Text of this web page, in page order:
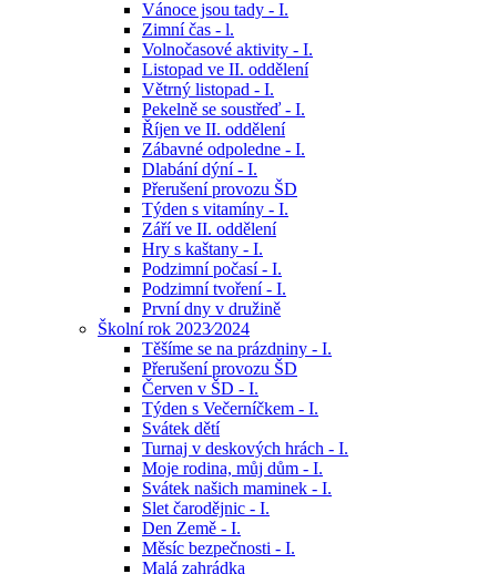
Vánoce jsou tady - I.
Zimní čas - l.
Volnočasové aktivity - I.
Listopad ve II. oddělení
Větrný listopad - I.
Pekelně se soustřeď - I.
Říjen ve II. oddělení
Zábavné odpoledne - I.
Dlabání dýní - I.
Přerušení provozu ŠD
Týden s vitamíny - I.
Září ve II. oddělení
Hry s kaštany - I.
Podzimní počasí - I.
Podzimní tvoření - I.
První dny v družině
Školní rok 2023⁄2024
Těšíme se na prázdniny - I.
Přerušení provozu ŠD
Červen v ŠD - I.
Týden s Večerníčkem - I.
Svátek dětí
Turnaj v deskových hrách - I.
Moje rodina, můj dům - I.
Svátek našich maminek - I.
Slet čarodějnic - I.
Den Země - I.
Měsíc bezpečnosti - I.
Malá zahrádka